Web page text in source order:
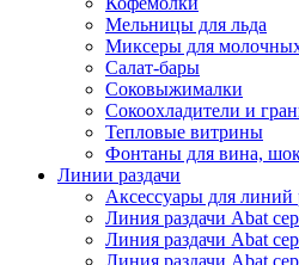
Мельницы для льда
Миксеры для
Салат-бары
Соковыжималки
Сокоохладители и
Тепловые витрины
Фонтаны для вина,
Линии раздачи
Аксессуары для линий
Линия раздачи Abat
Линия раздачи Abat
Линия раздачи Abat